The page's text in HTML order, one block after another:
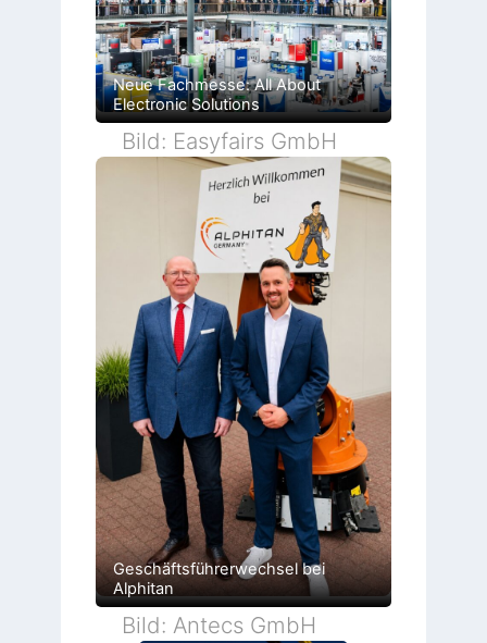
Neue Fachmesse: All About
Electronic Solutions
Bild: Easyfairs GmbH
Geschäftsführerwechsel bei
Alphitan
Bild: Antecs GmbH